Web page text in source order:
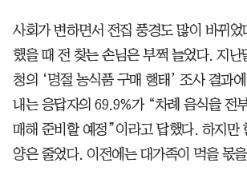
사회가 변하면서 전집 풍경도 많이 바뀌
했을 때 전 찾는 손님은 부쩍 늘었다. 지난
청의 ‘명절 농식품 구매 행태’ 조사 결과
내는 응답자의 69.9%가 “차례 음식을 전
매해 준비할 예정”이라고 답했다. 하지만
양은 줄었다. 이전에는 대가족이 먹을 몫